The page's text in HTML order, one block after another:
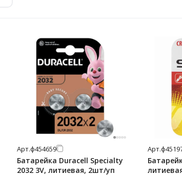
Арт.ф454659
Батарейка Duracell Specialty
2032 3V, литиевая, 2шт/уп
Арт.